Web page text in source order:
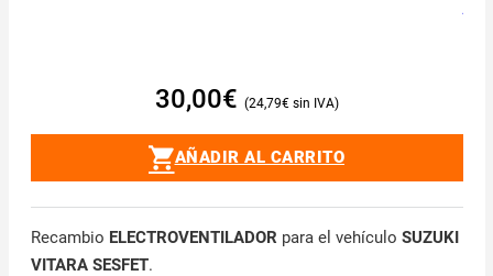
30,00€ 24,79€
AÑADIR AL CARRITO
Recambio ELECTROVENTILADOR para el vehículo SUZUKI
VITARA SESFET.